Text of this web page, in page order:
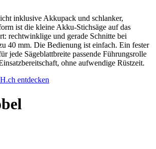
inklusive Akkupack und schlanker,
ist die kleine Akku-Stichsäge auf das
rechtwinklige und gerade Schnitte bei
40 mm. Die Bedienung ist einfach. Ein fester
jede Sägeblattbreite passende Führungsrolle
ohne aufwendige Rüstzeit.
entdecken